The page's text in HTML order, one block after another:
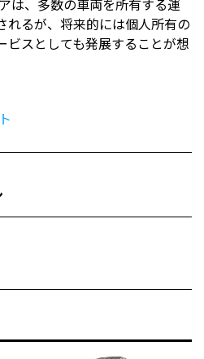
れるが、将来的には個人所有の
ビスとしても発展することが想